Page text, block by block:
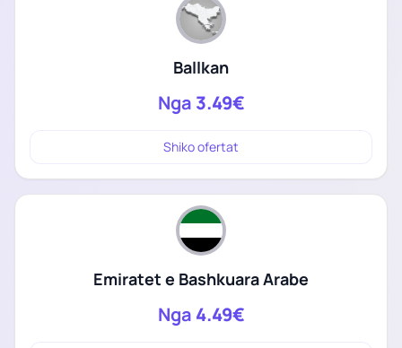
Ballkan
Nga 3.49€
Shiko ofertat
Emiratet e Bashkuara Arabe
Nga 4.49€